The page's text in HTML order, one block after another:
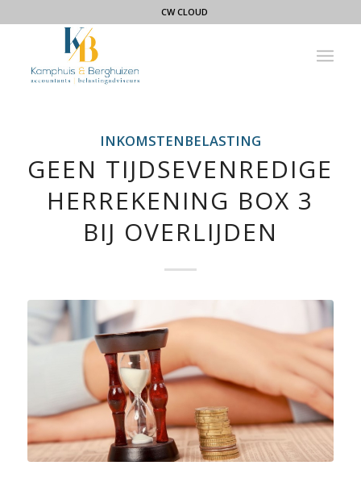
CW CLOUD
INKOMSTENBELASTING
GEEN TIJDSEVENREDIGE
HERREKENING BOX 3
BIJ OVERLIJDEN